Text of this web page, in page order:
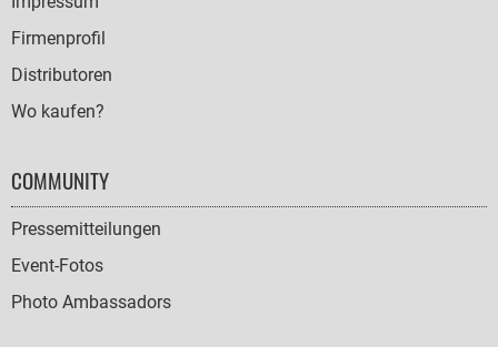
Firmenprofil
Distributoren
Wo kaufen?
COMMUNITY
Pressemitteilungen
Event-Fotos
Photo Ambassadors